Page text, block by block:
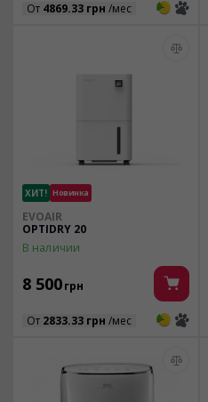
От 4869.33 грн /мес 3 3
ХИТ! Новинка
EVOAIR
OPTIDRY 20
В наличии
8 500грн
От 2833.33 грн /мес 3 3